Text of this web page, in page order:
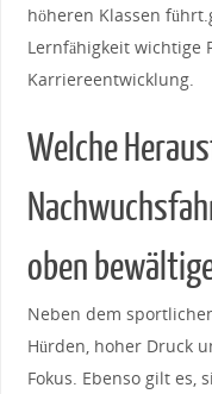
⁣höheren Klassen
Lernfähigkeit wichtige
Karriereentwicklung.
Welche
oben
Neben​ dem
Hürden, hoher Druck
⁣Fokus.‌ Ebenso gilt ‌es,‌